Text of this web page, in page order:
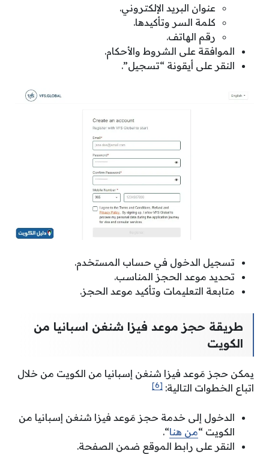
عنوان البريد الإلكتروني.
كلمة السر وتأكيدها.
رقم الهاتف.
الموافقة على الشروط والأحكام.
النقر على أيقونة “تسجيل”.
تسجيل الدخول في حساب المستخدم.
تحديد موعد الحجز المناسب.
متابعة التعليمات وتأكيد موعد الحجز.
طريقة حجز موعد فيزا شنغن اسبانيا من
الكويت
يمكن حجز مَوعد فيزا شنغن إسبانيا من الكويت من خلال
اتباع الخطوات التالية: [6]
الدخول إلى خدمة حجز مَوعد فيزا شنغن إسبانيا من
الكويت “من هنا“.
النقر على رابط الموقع ضمن الصفحة.